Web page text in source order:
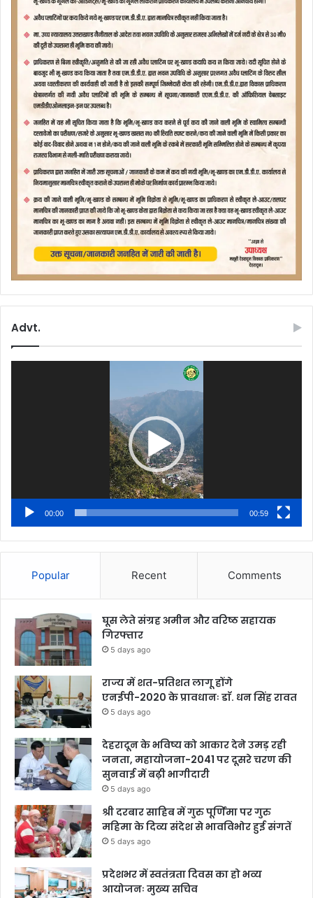
Advt.
00:00 00:59
Popular Recent Comments
घूस लेते संग्रह अमीन और वरिष्ठ सहायक
गिरफ्तार
5 days ago
राज्य में शत-प्रतिशत लागू होंगे
एनईपी-2020 के प्रावधानः डाॅ. धन सिंह रावत
5 days ago
देहरादून के भविष्य को आकार देने उमड़ रही
जनता, महायोजना-2041 पर दूसरे चरण की
सुनवाई में बढ़ी भागीदारी
5 days ago
श्री दरबार साहिब में गुरु पूर्णिमा पर गुरु
महिमा के दिव्य संदेश से भावविभोर हुई संगतें
5 days ago
प्रदेशभर में स्वतंत्रता दिवस का हो भव्य
आयोजनः मुख्य सचिव